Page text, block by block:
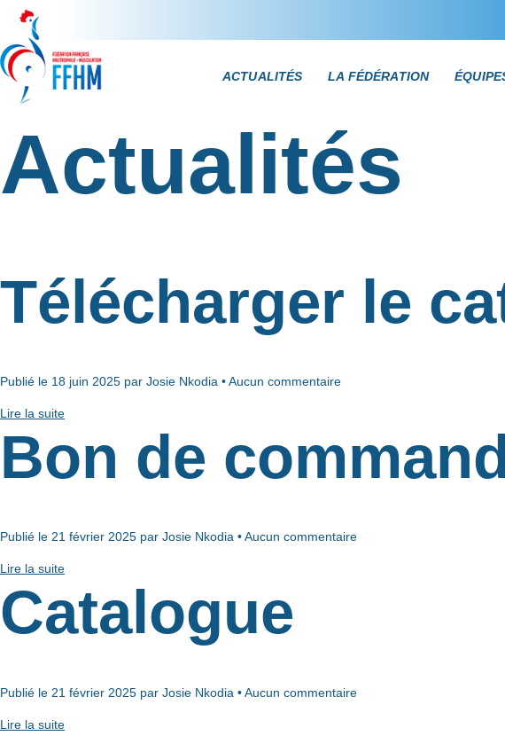
ACTUALITÉS LA FÉDÉRATION
Actualités
Télécharger le
Publié le 18 juin 2025 par Josie Nkodia • Aucun commentaire
Lire la suite
Bon de
Publié le 21 février 2025 par Josie Nkodia • Aucun commentaire
Lire la suite
Catalogue
Publié le 21 février 2025 par Josie Nkodia • Aucun commentaire
Lire la suite